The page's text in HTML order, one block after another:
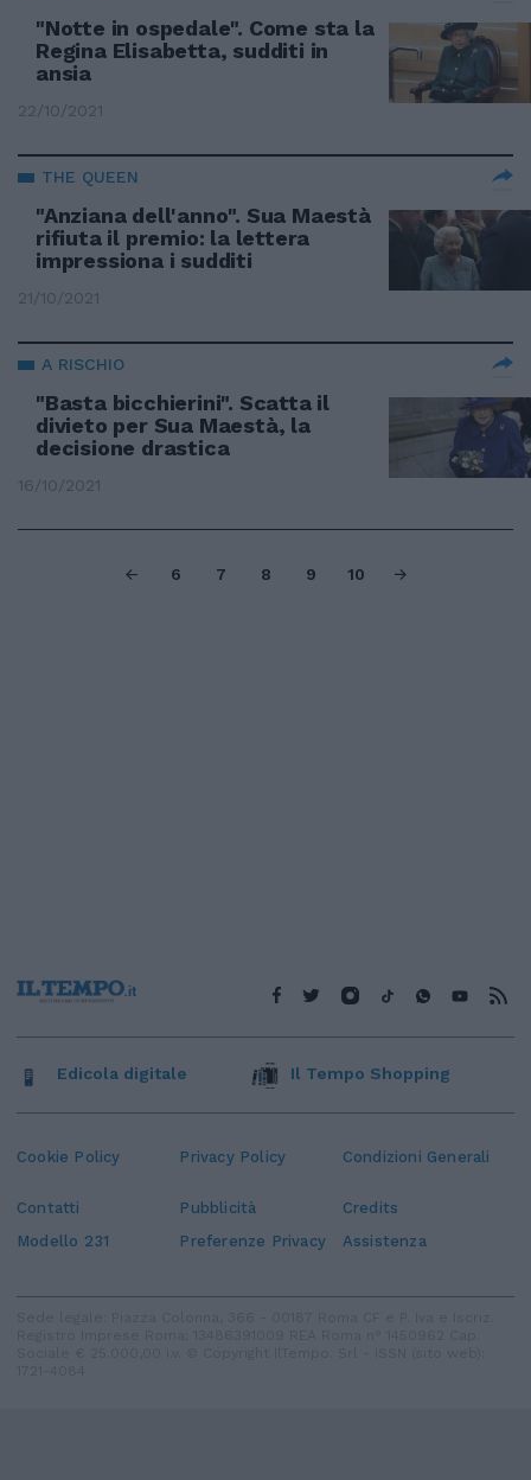
"Notte in ospedale". Come sta la
Regina Elisabetta, sudditi in
ansia
22/10/2021
THE QUEEN
"Anziana dell'anno". Sua Maestà
rifiuta il premio: la lettera
impressiona i sudditi
21/10/2021
A RISCHIO
"Basta bicchierini". Scatta il
divieto per Sua Maestà, la
decisione drastica
16/10/2021
6 7 8 9 10
Cookie Policy Privacy Policy Condizioni Generali
Contatti Pubblicità
Credits
Modello 231
Preferenze Privacy Assistenza
Edicola digitale Il Tempo Shopping